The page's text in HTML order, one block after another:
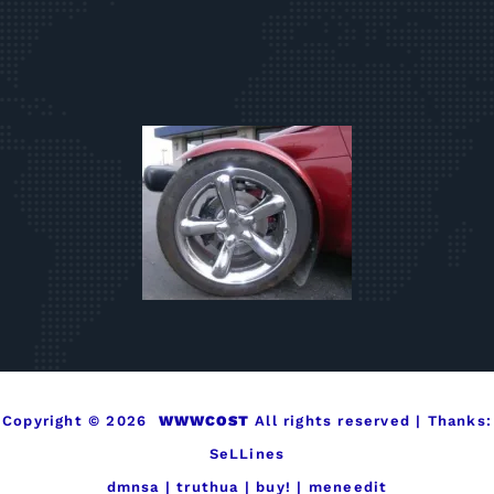
Copyright © 2026 WWWCOST All rights reserved | Thanks:
SeLLines
dmnsa |truthua | buy! | meneedit